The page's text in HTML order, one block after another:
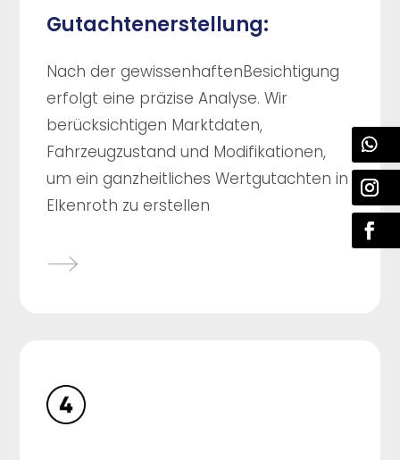
Gutachtenerstellung:
Nach der gewissenhaftenBesichtigung
erfolgt eine präzise Analyse. Wir
berücksichtigen Marktdaten,
Fahrzeugzustand und Modifikationen,
um ein ganzheitliches Wertgutachten in
Elkenroth zu erstellen